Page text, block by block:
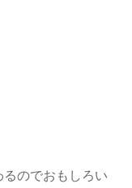
のでおもしろい